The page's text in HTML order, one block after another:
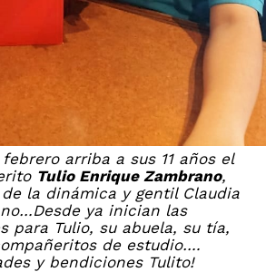
arriba a sus 11 años el
Tulio Enrique Zambrano,
la dinámica y gentil Claudia
ya inician las
para Tulio, su abuela, su tía,
de estudio….
y bendiciones Tulito!